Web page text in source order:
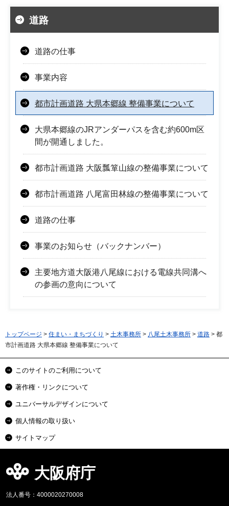
道路
道路の仕事
事業内容
都市計画道路 大県本郷線 整備事業について
大県本郷線のJRアンダーパスを含む約600m区
間が開通しました。
都市計画道路 大阪瓢箪山線の整備事業について
都市計画道路 八尾富田林線の整備事業について
道路の仕事
事業のお知らせ（バックナンバー）
主要地方道大阪港八尾線における電線共同溝へ
の参画の意向について
トップページ > 住まい・まちづくり > 土木事務所 > 八尾土木事務所 > 道路 > 都
市計画道路 大県本郷線 整備事業について
このサイトのご利用について
著作権・リンクについて
ユニバーサルデザインについて
個人情報の取り扱い
サイトマップ
大阪府庁
法人番号：4000020270008